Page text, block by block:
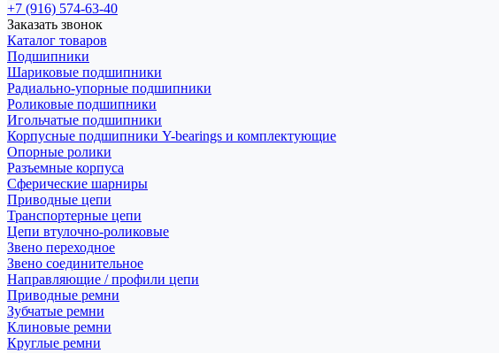
+7 (916) 574-63-40
Заказать звонок
Каталог товаров
Подшипники
Шариковые подшипники
Радиально-упорные подшипники
Роликовые подшипники
Игольчатые подшипники
Корпусные подшипники Y-bearings и комплектующие
Опорные ролики
Разъемные корпуса
Сферические шарниры
Приводные цепи
Транспортерные цепи
Цепи втулочно-роликовые
Звено переходное
Звено соединительное
Направляющие / профили цепи
Приводные ремни
Зубчатые ремни
Клиновые ремни
Круглые ремни